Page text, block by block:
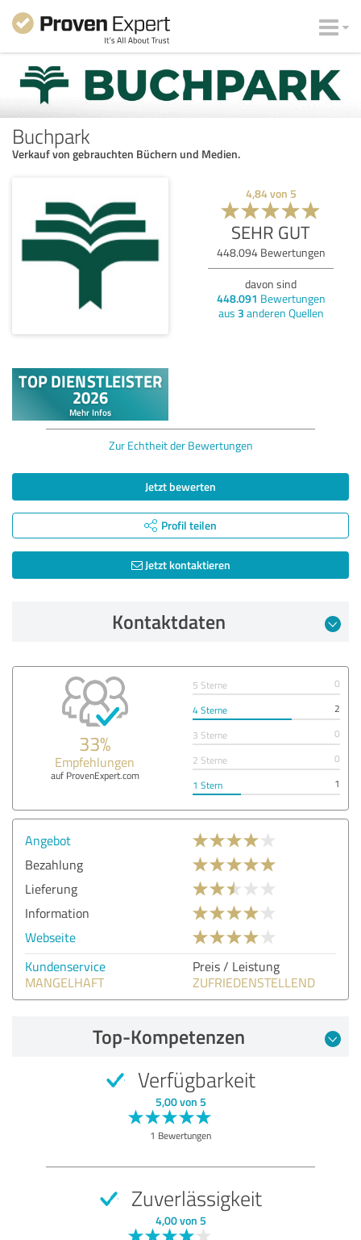
Buchpark
Verkauf von gebrauchten Büchern und Medien.
4,84von 5
SEHR GUT
448.094Bewertungen
davon sind
448.091 Bewertungen
aus 3 anderen Quellen
Zur Echtheit der Bewertungen
Jetzt bewerten
Profil teilen
Jetzt kontaktieren
Kontaktdaten
33%
Empfehlungen
auf ProvenExpert.com
5 Sterne
0
4 Sterne
2
3 Sterne
0
2 Sterne
0
1 Stern
1
Angebot
Bezahlung
Lieferung
Information
Webseite
Kundenservice
MANGELHAFT
Preis / Leistung
ZUFRIEDENSTELLEND
Top-Kompetenzen
Verfügbarkeit
5,00 von 5
1 Bewertungen
Zuverlässigkeit
4,00 von 5